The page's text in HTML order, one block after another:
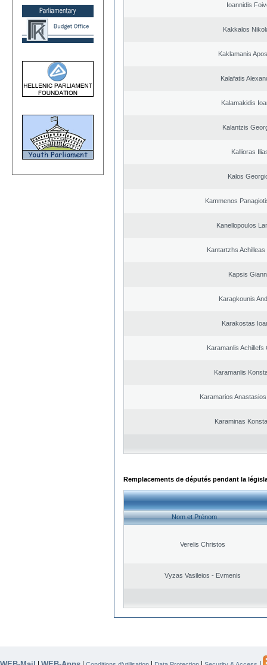
Ioannidis
Kakkalos
Kaklamanis
Kalafatis
Kalamakidis
Kalantzis
Kallioras
Kalos
Kammenos
Kanellopoulos
Kantartzhs Achilleas
Kapsis
Karagkounis
Karakostas
Karamanlis Achillefs
Karamanlis
Karamarios
Karaminas
Remplacements de députés pendant la
Nom et Prénom
Verelis Christos
Vyzas Vasileios - Evmenis
| | | | |